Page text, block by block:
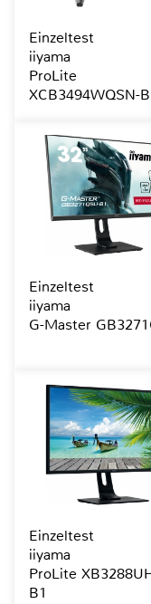
Einzeltest
iiyama
ProLite
XCB3494WQSN-
Einzeltest
iiyama
G-Master
Einzeltest
iiyama
ProLite
B1